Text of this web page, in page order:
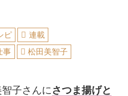
ピ
連載
事
松田美智子
子さんにさつま揚げと